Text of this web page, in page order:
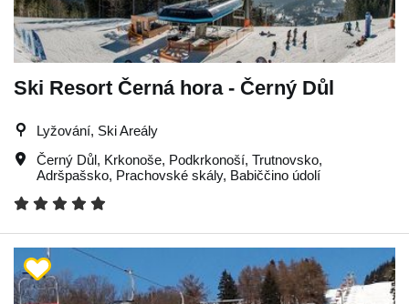
Ski Resort Černá hora - Černý Důl
Lyžování, Ski Areály
Černý Důl, Krkonoše, Podkrkonoší, Trutnovsko,
Adršpašsko, Prachovské skály, Babiččino údolí